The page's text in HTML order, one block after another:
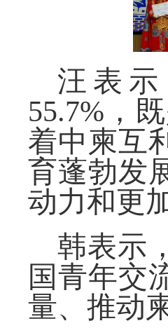
汪表示
55.7%，
着中柬互
育蓬勃发
动力和更
韩表示
国青年交
量、推动